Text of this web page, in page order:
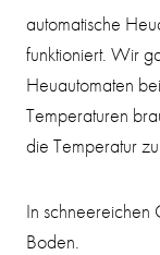
automatische
funktioniert. Wir
Heuautomaten
Temperaturen
die Temperatur zu
In schneereichen
Boden.